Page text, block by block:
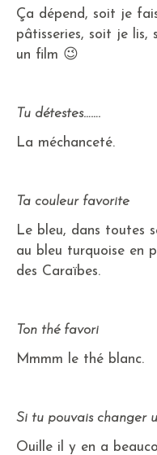
Ça dépend, soit je
pâtisseries, soit je lis,
un film 😉
Tu détestes…….
La méchanceté.
Ta couleur favorite
Le bleu, dans toutes
au bleu turquoise en
des Caraïbes.
Ton thé favori
Mmmm le thé blanc.
Si tu pouvais changer
Ouille il y en a